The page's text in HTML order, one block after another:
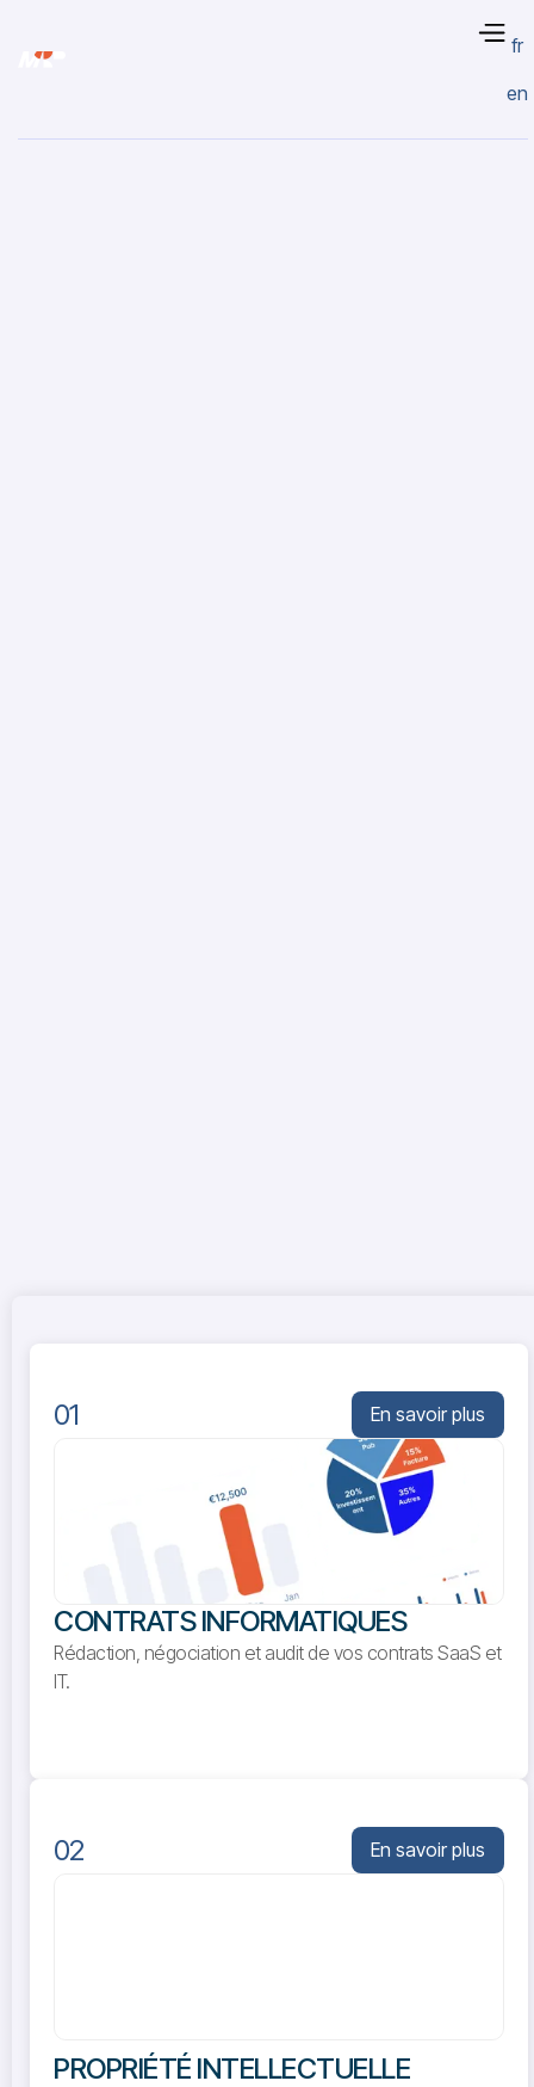
fr
en
01 En savoir plus
CONTRATS INFORMATIQUES
Rédaction, négociation et audit de vos contrats SaaS et
IT.
02 En savoir plus
PROPRIÉTÉ INTELLECTUELLE